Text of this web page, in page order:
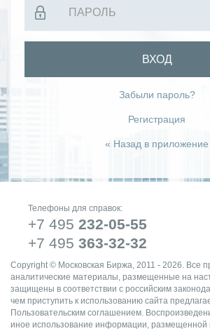
ВХОД
Забыли пароль?
Регистрация
« Назад в приложение
Телефоны для справок:
+7 495 232-05-55
+7 495 363-32-32
Copyright © Московская Биржа, 2011 - 2026. Все
аналитические материалы, размещенные на
защищены в соответствии с российским
чем приступить к использованию сайта
Пользовательским соглашением.
иное использование информации, размещенной